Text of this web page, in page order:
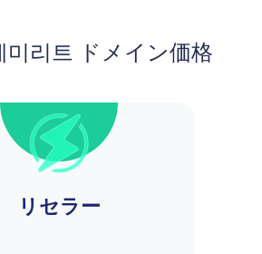
미리트 ドメイン価格
リセラー